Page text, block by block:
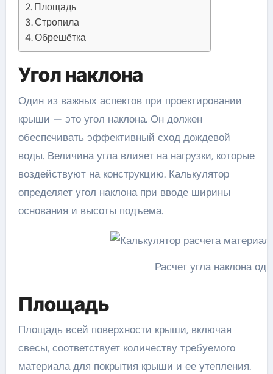
Площадь
Стропила
Обрешётка
Угол наклона
Один из важных аспектов при проектировании
крыши — это угол наклона. Он должен
обеспечивать эффективный сход дождевой
воды. Величина угла влияет на нагрузки, которые
воздействуют на конструкцию. Калькулятор
определяет угол наклона при вводе ширины
основания и высоты подъема.
Расчет угла наклона
Площадь
Площадь всей поверхности крыши, включая
свесы, соответствует количеству требуемого
материала для покрытия крыши и ее утепления.